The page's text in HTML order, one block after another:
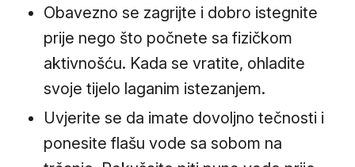
Obavezno se zagrijte i dobro istegnite
prije nego što počnete sa fizičkom
aktivnošću. Kada se vratite, ohladite
svoje tijelo laganim istezanjem.
Uvjerite se da imate dovoljno tečnosti i
ponesite flašu vode sa sobom na